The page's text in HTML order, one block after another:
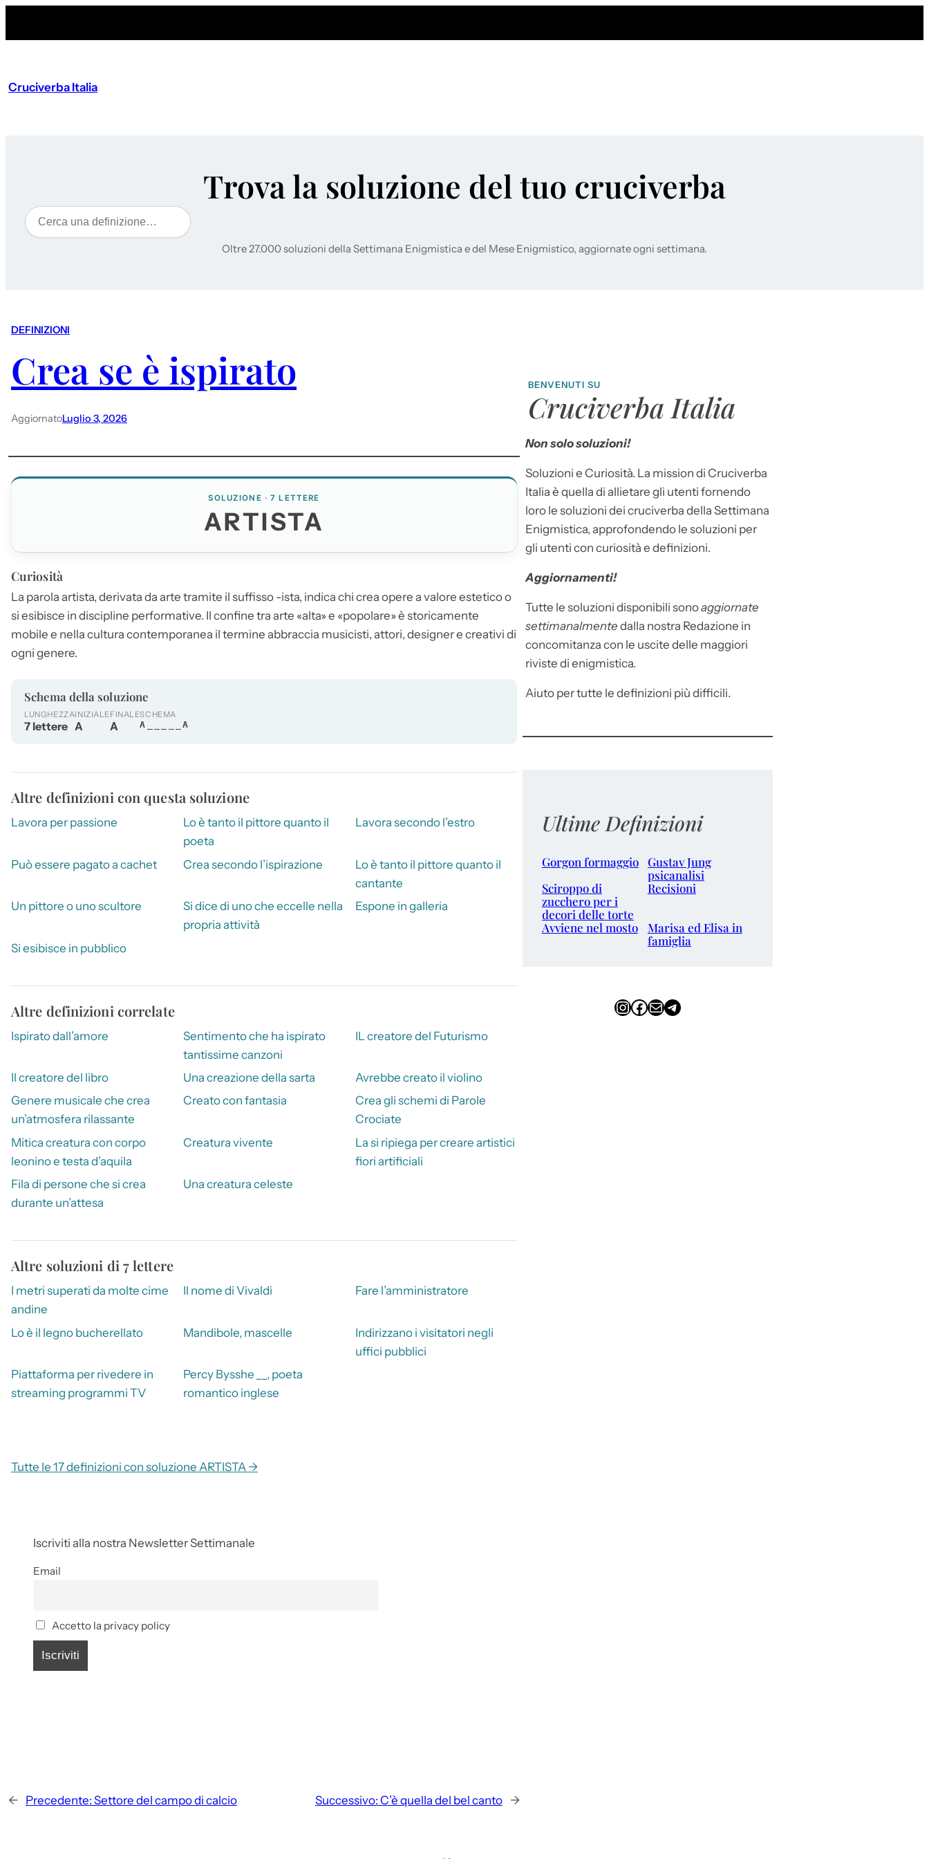
Cruciverba Italia
Trova la soluzione del tuo cruciverba
Cerca
Oltre 27.000 soluzioni della Settimana Enigmistica e del Mese Enigmistico, aggiornate ogni settimana.
DEFINIZIONI
Crea se è ispirato
AggiornatoLuglio 3, 2026
SOLUZIONE · 7 LETTERE
ARTISTA
Curiosità
La parola artista, derivata da arte tramite il suffisso -ista, indica chi crea opere a valore estetico o
si esibisce in discipline performative. Il confine tra arte «alta» e «popolare» è storicamente
mobile e nella cultura contemporanea il termine abbraccia musicisti, attori, designer e creativi di
ogni genere.
Schema della soluzione
LUNGHEZZA
7 lettere
INIZIALE
A
FINALE
A
SCHEMA
A_____A
Altre definizioni con questa soluzione
Lavora per passione
Lo è tanto il pittore quanto il
poeta
Lavora secondo l’estro
Può essere pagato a cachet Crea secondo l’ispirazione
Lo è tanto il pittore quanto il
cantante
Un pittore o uno scultore
Si dice di uno che eccelle nella
propria attività
Espone in galleria
Si esibisce in pubblico
Altre definizioni correlate
Ispirato dall’amore
Sentimento che ha ispirato
tantissime canzoni
IL creatore del Futurismo
Il creatore del libro Una creazione della sarta
Avrebbe creato il violino
Genere musicale che crea
un’atmosfera rilassante
Creato con fantasia
Crea gli schemi di Parole
Crociate
Mitica creatura con corpo
leonino e testa d’aquila
Creatura vivente
La si ripiega per creare artistici
fiori artificiali
Fila di persone che si crea
durante un’attesa
Una creatura celeste
Altre soluzioni di 7 lettere
I metri superati da molte cime
andine
Il nome di Vivaldi Fare l’amministratore
Lo è il legno bucherellato Mandibole, mascelle
Indirizzano i visitatori negli
uffici pubblici
Piattaforma per rivedere in
streaming programmi TV
Percy Bysshe __, poeta
romantico inglese
Tutte le 17 definizioni con soluzione ARTISTA →
Iscriviti alla nostra Newsletter Settimanale
Email
Accetto la privacy policy
← Precedente: Settore del campo di calcio Successivo: C’è quella del bel canto →
BENVENUTI SU
Cruciverba Italia
Non solo soluzioni!
Soluzioni e Curiosità. La mission di Cruciverba
Italia è quella di allietare gli utenti fornendo
loro le soluzioni dei cruciverba della Settimana
Enigmistica, approfondendo le soluzioni per
gli utenti con curiosità e definizioni.
Aggiornamenti!
Tutte le soluzioni disponibili sonoaggiornate
settimanalmente dalla nostra Redazione in
concomitanza con le uscite delle maggiori
riviste di enigmistica.
Aiuto per tutte le definizioni più difficili.
Ultime Definizioni
Gorgon formaggio Gustav Jung
psicanalisi
Sciroppo di
zucchero per i
decori delle torte
Recisioni
Avviene nel mosto
Marisa ed Elisa in
famiglia
InstagramFacebook Email Telegram